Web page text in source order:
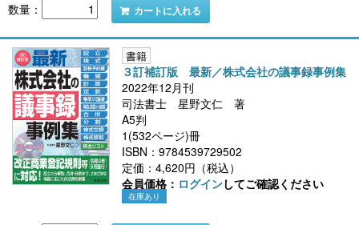
数量： カートに入れる
書籍
３訂補訂版 最新／株式会社の議事録事例集
2022年12月刊
司法書士 星野文仁 著
A5判
1(532ページ)冊
ISBN：9784539729502
定価：4,620円（税込）
会員価格： ログインしてご確認ください
在庫あり